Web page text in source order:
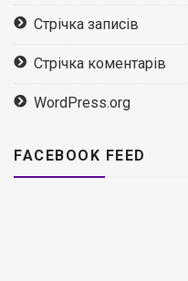
Стрічка записів
Стрічка коментарів
WordPress.org
FACEBOOK FEED